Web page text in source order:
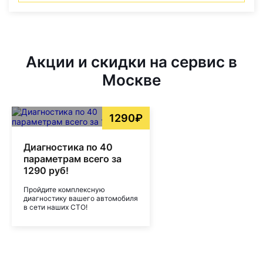
Акции и скидки на сервис в
Москве
1290₽
Диагностика по 40
параметрам всего за
1290 руб!
Пройдите комплексную
диагностику вашего автомобиля
в сети наших СТО!